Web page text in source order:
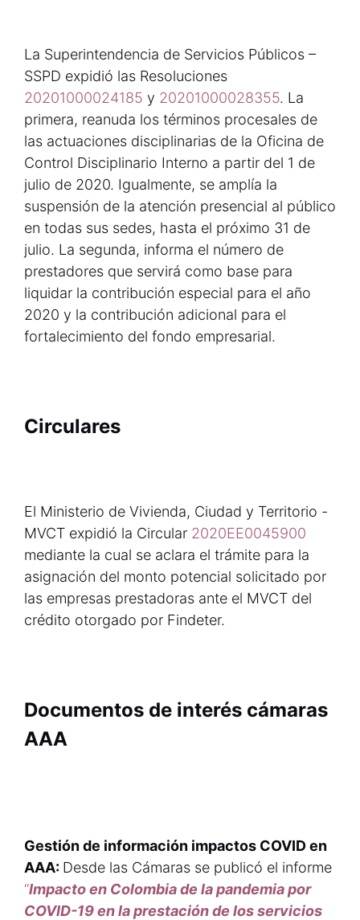
La Superintendencia de Servicios Públicos –
SSPD expidió las Resoluciones
20201000024185 y 20201000028355. La
primera, reanuda los términos procesales de
las actuaciones disciplinarias de la Oficina de
Control Disciplinario Interno a partir del 1 de
julio de 2020. Igualmente, se amplía la
suspensión de la atención presencial al público
en todas sus sedes, hasta el próximo 31 de
julio. La segunda, informa el número de
prestadores que servirá como base para
liquidar la contribución especial para el año
2020 y la contribución adicional para el
fortalecimiento del fondo empresarial.
Circulares
El Ministerio de Vivienda, Ciudad y Territorio -
MVCT expidió la Circular 2020EE0045900
mediante la cual se aclara el trámite para la
asignación del monto potencial solicitado por
las empresas prestadoras ante el MVCT del
crédito otorgado por Findeter.
Documentos de interés cámaras
AAA
Gestión de información impactos COVID en
AAA: Desde las Cámaras se publicó el informe
“Impacto en Colombia de la pandemia por
COVID-19 en la prestación de los servicios